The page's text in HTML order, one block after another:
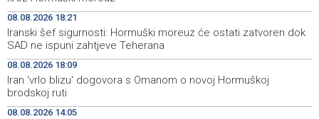
za očuvanje zdravlja srca tokom vrućina
09:27
U jami 'Raspotočje' petu noć prenoćilo devet zeničkih
rudara
09:20
Gosti iz regiona okupirali Jahorinu, mnogi zbog popusta
umjesto mora izabrali planinu
08.08.2026 18:21
Iranski šef sigurnosti: Hormuški moreuz će ostati zatvoren dok
SAD ne ispuni zahtjeve Teherana
08.08.2026 18:09
Iran 'vrlo blizu' dogovora s Omanom o novoj Hormuškoj
brodskoj ruti
08.08.2026 14:05